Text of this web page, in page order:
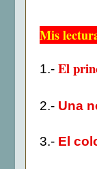
Mis
1.- El
2.- Una
3.- El